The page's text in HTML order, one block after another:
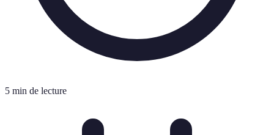
5 min de lecture